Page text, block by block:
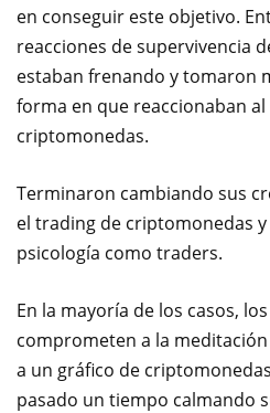
en conseguir este objetivo.
reacciones de supervivencia
estaban frenando y tomaron
forma en que reaccionaban
criptomonedas.
Terminaron cambiando sus
el trading de criptomonedas
psicología como traders.
En la mayoría de los casos,
comprometen a la
a un gráfico de
pasado un tiempo calmando